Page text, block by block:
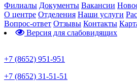
Филиалы Документы Вакансии
О центре Отделения Наши услуги
Вопрос-ответ Отзывы Контакты
Версия для слабовидящих
+7 (8652) 951-951
+7 (8652) 31-51-51